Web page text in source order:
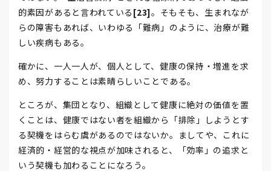
的素因があると言われている [23]。そもそも、生まれなが
らの障害もあれば、いわゆる「難病」のように、治療が難
しい疾病もある。
確かに、一人一人が、個人として、健康の保持・増進を求
め、努力することは素晴らしいことである。
ところが、集団となり、組織として健康に絶対の価値を置
くことは、健康ではない者を組織から「排除」しようとす
る契機をはらむ虞があるのではないか。ましてや、これに
経済的・経営的な視点が加味されると、「効率」の追求と
いう契機も加わることになろう。